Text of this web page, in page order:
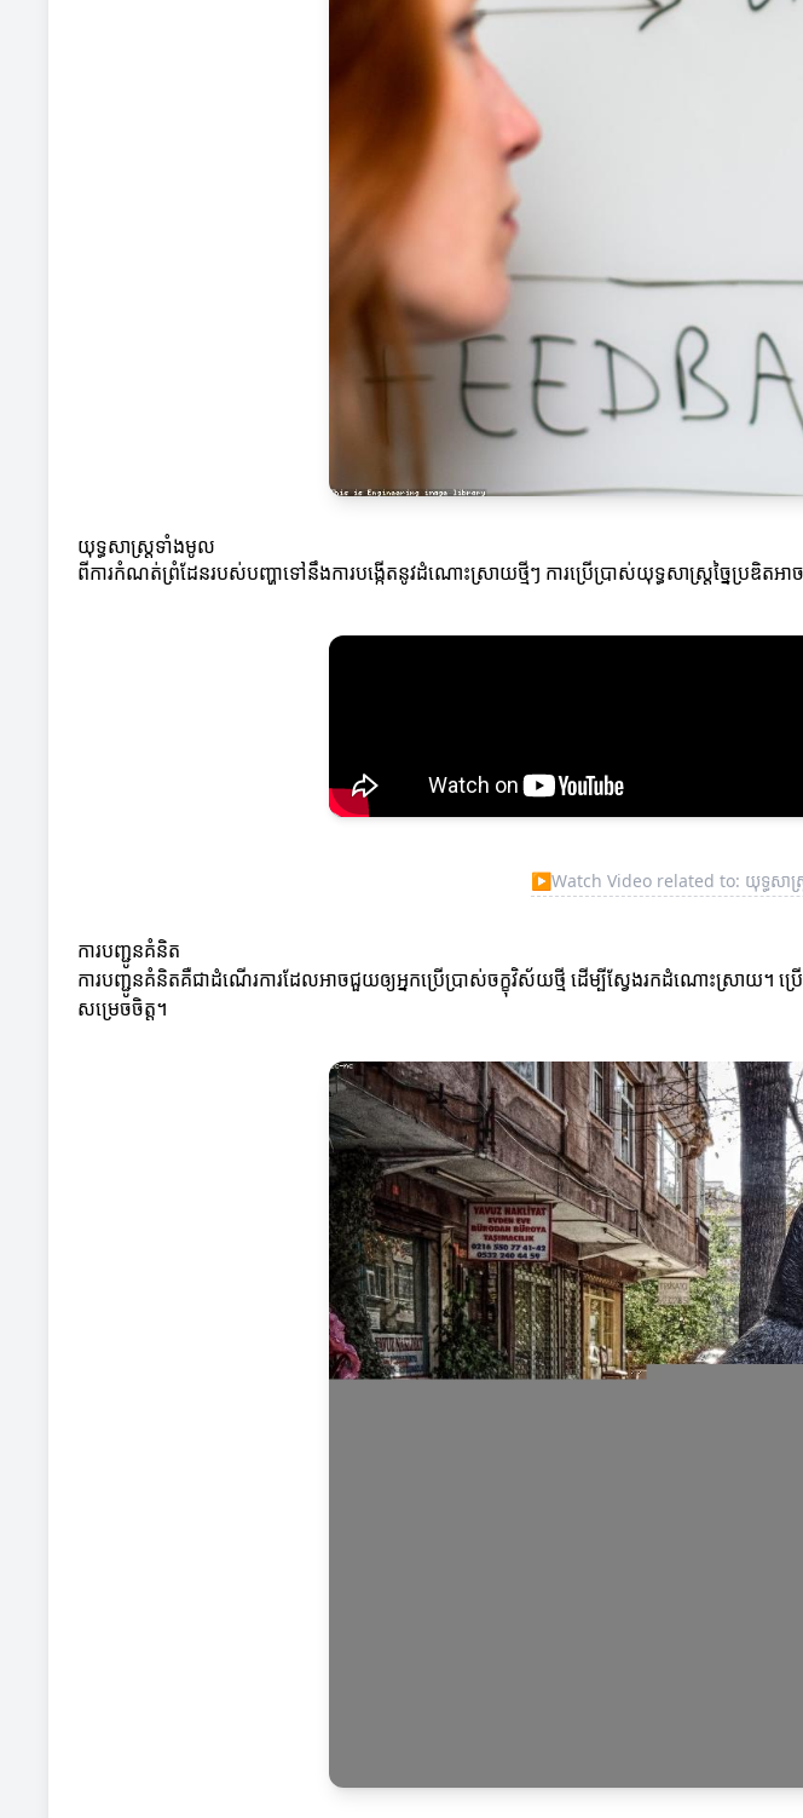
យុទ្ធសាស្ត្រទាំងមូល
ពីការកំណត់ព្រំដែនរបស់បញ្ហាទៅនឹងការបង្កើតនូវដំណោះស្រាយថ្មីៗ ការប្រើប្រាស់យុទ្ធសាស្ត្រច្នៃប្រឌិតអ
▶Watch Video related to: យុទ្ធសាស្ត្
ការបញ្ជូនគំនិត
ការបញ្ជូនគំនិតគឺជាដំណើរការដែលអាចជួយឲ្យអ្នកប្រើប្រាស់ចក្ខុវិស័យថ្មី ដើម្បីស្វែងរកដំណោះស្រាយ។ ប្
សម្រេចចិត្ត។